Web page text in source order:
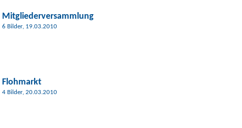
Mitgliederversammlung
6 Bilder, 19.03.2010
Flohmarkt
4 Bilder, 20.03.2010